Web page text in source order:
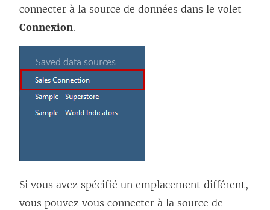
connecter à la source de données dans le volet
Connexion.
Si vous avez spécifié un emplacement différent,
vous pouvez vous connecter à la source de